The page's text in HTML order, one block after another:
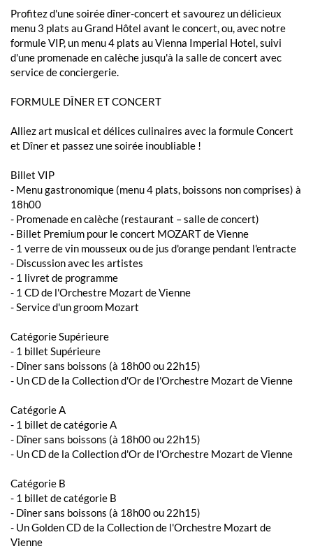
Profitez d'une soirée dîner-concert et savourez un délicieux
menu 3 plats au Grand Hôtel avant le concert, ou, avec notre
formule VIP, un menu 4 plats au Vienna Imperial Hotel, suivi
d'une promenade en calèche jusqu'à la salle de concert avec
service de conciergerie.
FORMULE DÎNER ET CONCERT
Alliez art musical et délices culinaires avec la formule Concert
et Dîner et passez une soirée inoubliable !
Billet VIP
- Menu gastronomique (menu 4 plats, boissons non comprises) à
18h00
- Promenade en calèche (restaurant – salle de concert)
- Billet Premium pour le concert MOZART de Vienne
- 1 verre de vin mousseux ou de jus d'orange pendant l'entracte
- Discussion avec les artistes
- 1 livret de programme
- 1 CD de l'Orchestre Mozart de Vienne
- Service d'un groom Mozart
Catégorie Supérieure
- 1 billet Supérieure
- Dîner sans boissons (à 18h00 ou 22h15)
- Un CD de la Collection d'Or de l'Orchestre Mozart de Vienne
Catégorie A
- 1 billet de catégorie A
- Dîner sans boissons (à 18h00 ou 22h15)
- Un CD de la Collection d'Or de l'Orchestre Mozart de Vienne
Catégorie B
- 1 billet de catégorie B
- Dîner sans boissons (à 18h00 ou 22h15)
- Un Golden CD de la Collection de l'Orchestre Mozart de
Vienne